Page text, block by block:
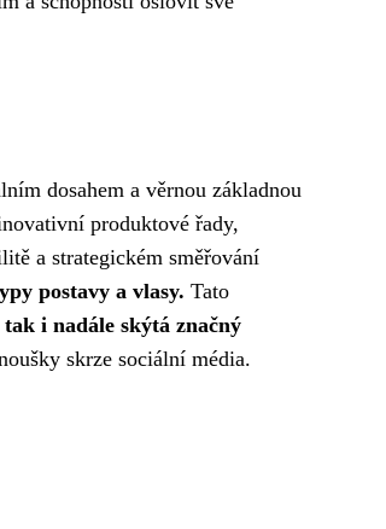
dosahem a věrnou základnou
produktové řady,
a strategickém směřování
postavy a vlasy. Tato
i nadále skýtá značný
skrze sociální média.